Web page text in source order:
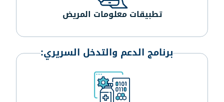
تطبيقات معلومات المريض
برنامج الدعم والتدخل السريري: